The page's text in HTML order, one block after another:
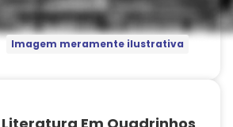
Imagem meramente ilustrativa